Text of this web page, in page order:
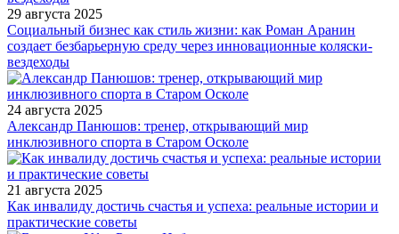
29 августа 2025
Социальный бизнес как стиль жизни: как Роман Аранин
создает безбарьерную среду через инновационные коляски-
вездеходы
24 августа 2025
Александр Панюшов: тренер, открывающий мир
инклюзивного спорта в Старом Осколе
21 августа 2025
Как инвалиду достичь счастья и успеха: реальные истории и
практические советы